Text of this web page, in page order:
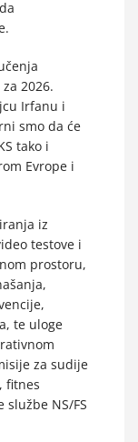
2026.
Irfanu i
smo da će
tako i
Evrope i
iz
testove i
prostoru,
te uloge
za sudije
fitnes
NS/FS